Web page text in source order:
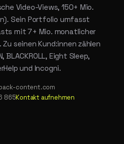
Video-Views, 150+ Mio.
Sein Portfolio umfasst
mit 7+ Mio. monatlicher
seinen Kund:innen zählen
BLACKROLL, Eight Sleep,
und Incogni.
content.com
865Kontakt aufnehmen